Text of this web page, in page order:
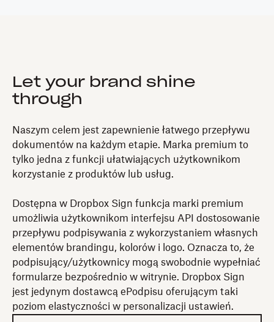
Let your brand shine
through
Naszym celem jest zapewnienie łatwego przepływu
dokumentów na każdym etapie. Marka premium to
tylko jedna z funkcji ułatwiających użytkownikom
korzystanie z produktów lub usług.
Dostępna w Dropbox Sign funkcja marki premium
umożliwia użytkownikom interfejsu API dostosowanie
przepływu podpisywania z wykorzystaniem własnych
elementów brandingu, kolorów i logo. Oznacza to, że
podpisujący/użytkownicy mogą swobodnie wypełniać
formularze bezpośrednio w witrynie. Dropbox Sign
jest jedynym dostawcą ePodpisu oferującym taki
poziom elastyczności w personalizacji ustawień.